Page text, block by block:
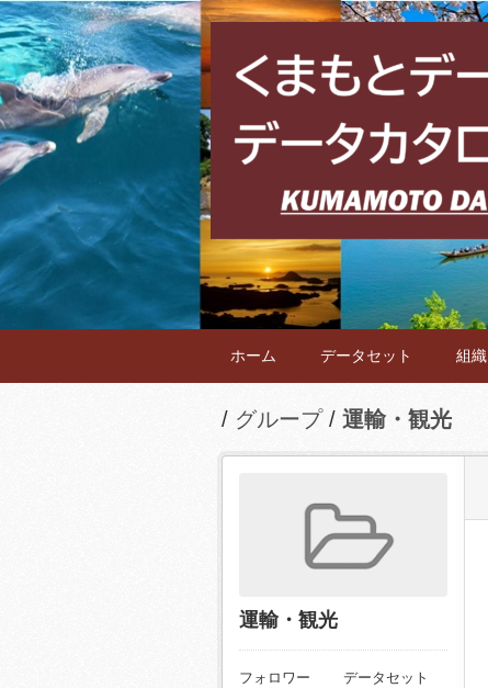
ホーム データセット 組織
グループ 運輸・観光
運輸・観光
フォロワー データセット